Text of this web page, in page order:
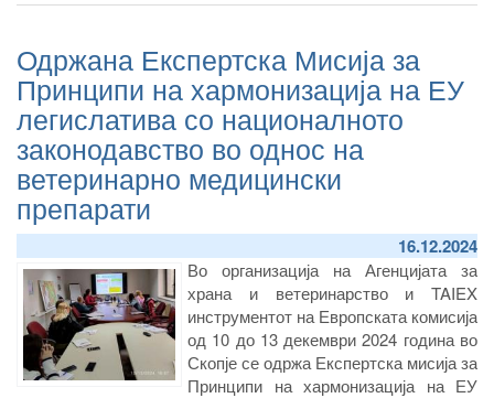
Одржана Експертска Мисија за
Принципи на хармонизација на ЕУ
легислатива со националното
законодавство во однос на
ветеринарно медицински
препарати
16.12.2024
Во организација на Агенцијата за
храна и ветеринарство и TAIEX
инструментот на Европската комисија
од 10 до 13 декември 2024 година во
Скопје се одржа Експертска мисија за
Принципи на хармонизација на ЕУ